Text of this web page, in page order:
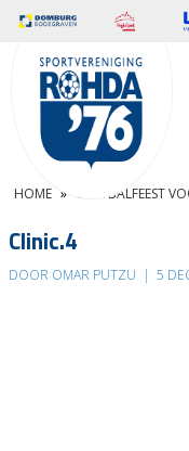
HOME » VOETBALFEEST
Clinic.4
DOOR OMAR PUTZU | 5